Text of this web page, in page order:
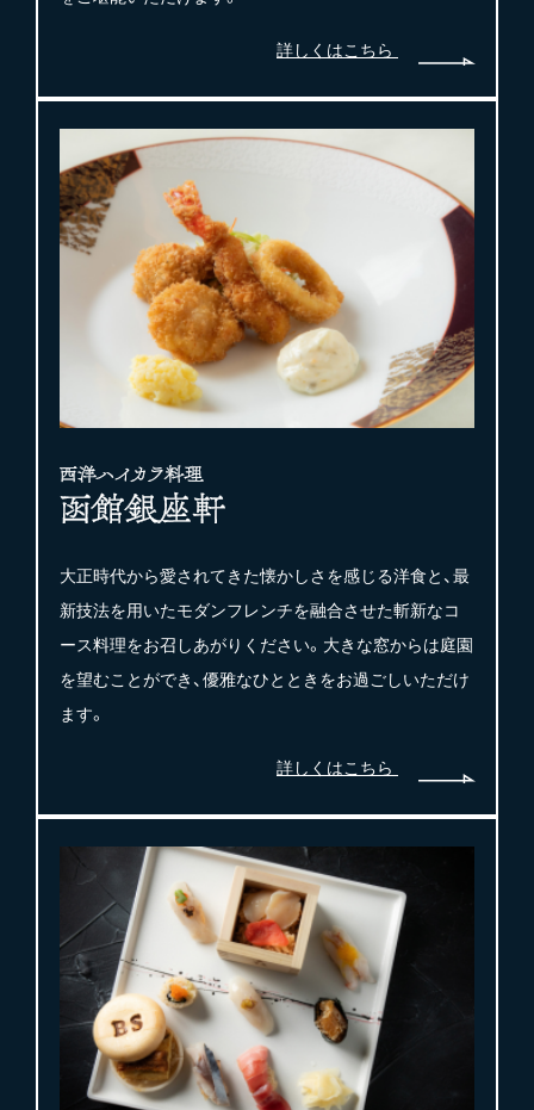
詳しくはこちら
大正時代から愛されてきた懐かしさを感じる洋食と、最
新技法を用いたモダンフレンチを融合させた斬新なコ
ース料理をお召しあがりください。大きな窓からは庭園
を望むことができ、優雅なひとときをお過ごしいただけ
ます。
詳しくはこちら